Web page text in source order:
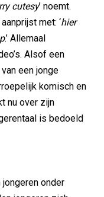
cutesy’ noemt.
met: ‘hier
.’ Allemaal
Alsof een
een jonge
komisch en
nu over zijn
is bedoeld
onder